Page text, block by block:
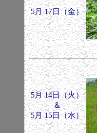
5月 17日（金）
5月 14日（火）
＆
5月 15日（水）